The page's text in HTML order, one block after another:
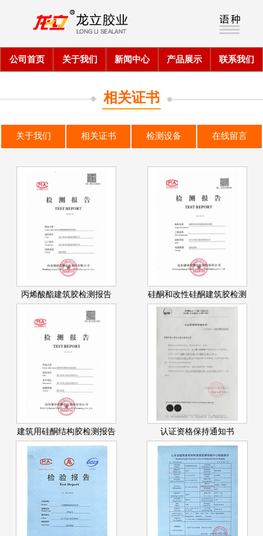
公司首页 关于我们 新闻中心 产品展示 联系我们
相关证书
关于我们 相关证书 检测设备 在线留言
丙烯酸酯建筑胶检测报告 硅酮和改性硅酮建筑胶检测
建筑用硅酮结构胶检测报告 认证资格保持通知书